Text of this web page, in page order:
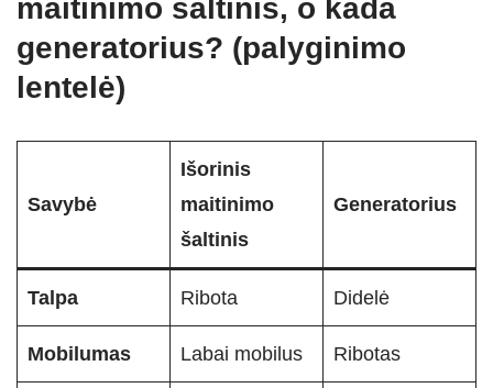
maitinimo šaltinis, o kada
generatorius? (palyginimo
lentelė)
Savybė
Išorinis
maitinimo
šaltinis
Generatorius
Talpa Ribota Didelė
Mobilumas Labai mobilus Ribotas